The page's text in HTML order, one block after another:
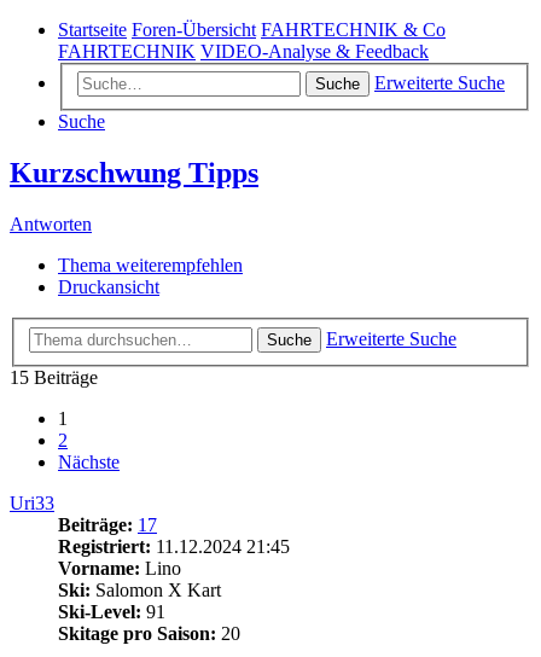
Startseite Foren-Übersicht FAHRTECHNIK & Co
FAHRTECHNIK VIDEO-Analyse & Feedback
Suche
Erweiterte Suche
Suche
Kurzschwung Tipps
Antworten
Thema weiterempfehlen
Druckansicht
Suche
Erweiterte Suche
15 Beiträge
1
2
Nächste
Uri33
Beiträge: 17
Registriert: 11.12.2024 21:45
Vorname: Lino
Ski: Salomon X Kart
Ski-Level: 91
Skitage pro Saison: 20